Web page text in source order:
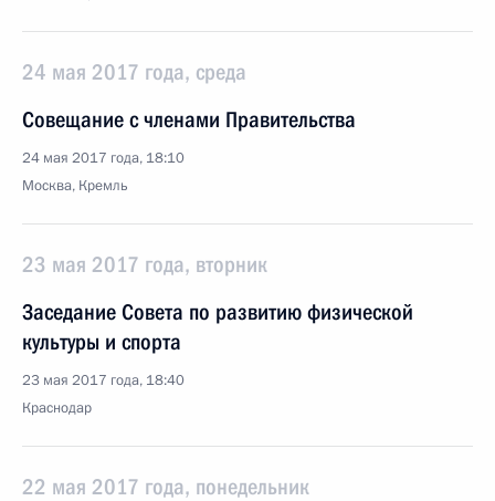
24 мая 2017 года, среда
Совещание с членами Правительства
24 мая 2017 года, 18:10
Москва, Кремль
23 мая 2017 года, вторник
Заседание Совета по развитию физической
культуры и спорта
23 мая 2017 года, 18:40
Краснодар
22 мая 2017 года, понедельник